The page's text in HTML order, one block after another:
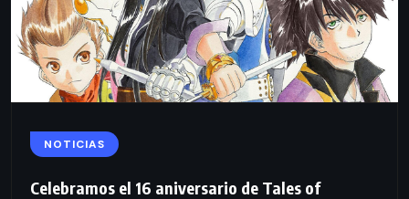
NOTICIAS
Celebramos el 16 aniversario de Tales of